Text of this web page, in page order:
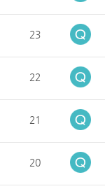
23
22
21
20